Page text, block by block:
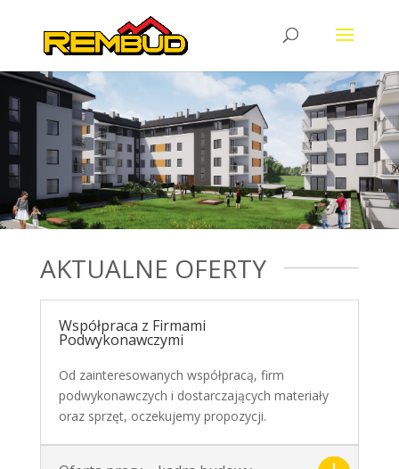
AKTUALNE OFERTY
Współpraca z Firmami
Podwykonawczymi
Od zainteresowanych współpracą, firm
podwykonawczych i dostarczających materiały
oraz sprzęt, oczekujemy propozycji.